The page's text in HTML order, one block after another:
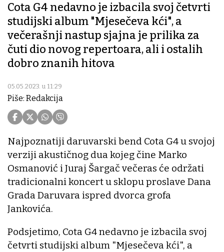
Cota G4 nedavno je izbacila svoj četvrti
studijski album "Mjesečeva kći", a
večerašnji nastup sjajna je prilika za
čuti dio novog repertoara, ali i ostalih
dobro znanih hitova
05.05.2023. u 11:29
Piše: Redakcija
Najpoznatiji daruvarski bend Cota G4 u svojoj
verziji akustičnog dua kojeg čine Marko
Osmanović i Juraj Šargač večeras će održati
tradicionalni koncert u sklopu proslave Dana
Grada Daruvara ispred dvorca grofa
Jankovića.
Podsjetimo, Cota G4 nedavno je izbacila svoj
četvrti studijski album "Mjesečeva kći", a